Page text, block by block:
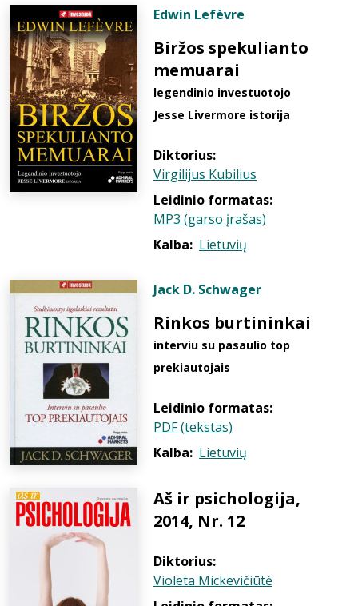
Edwin Lefèvre
Biržos spekulianto
memuarai
legendinio investuotojo
Jesse Livermore istorija
Diktorius:
Virgilijus Kubilius
Leidinio formatas:
MP3 (garso įrašas)
Kalba: Lietuvių
Jack D. Schwager
Rinkos burtininkai
interviu su pasaulio top
prekiautojais
Leidinio formatas:
PDF (tekstas)
Kalba: Lietuvių
Aš ir psichologija,
2014, Nr. 12
Diktorius:
Violeta Mickevičiūtė